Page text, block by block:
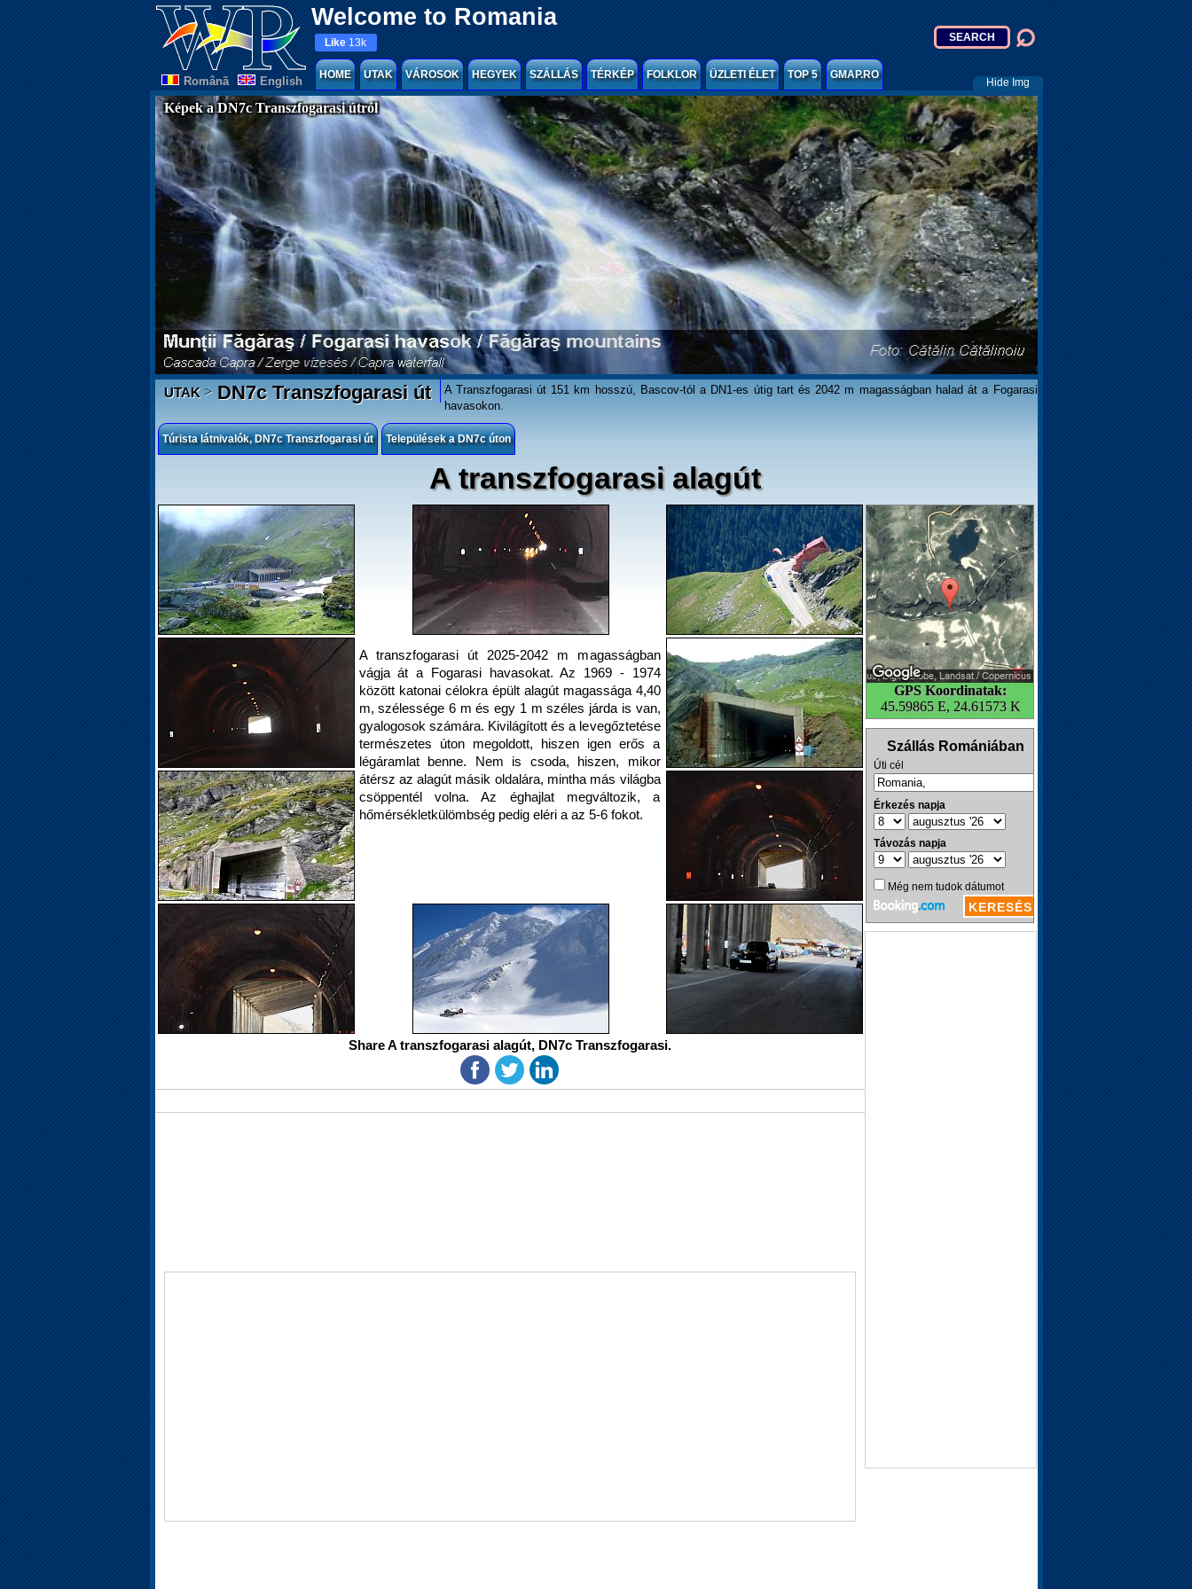
Welcome to Romania
Românã English
Like 13k
HOME UTAK VÁROSOK HEGYEK SZÁLLÁS TÉRKÉP FOLKLOR ÜZLETI ÉLET TOP 5 GMAP.RO
Hide Img
Képek a DN7c Transzfogarasi útról
UTAK>DN7c Transzfogarasi út
A Transzfogarasi út 151 km hosszú, Bascov-tól a DN1-es útig tart és 2042 m magasságban halad át a Fogarasi
havasokon.
Túrista látnivalók, DN7c Transzfogarasi út Települések a DN7c úton
A transzfogarasi alagút
GPS Koordinatak:
45.59865 E, 24.61573 K
A transzfogarasi út 2025-2042 m magasságban
vágja át a Fogarasi havasokat. Az 1969 - 1974
között katonai célokra épült alagút magassága 4,40
m, szélessége 6 m és egy 1 m széles járda is van,
gyalogosok számára. Kivilágított és a levegőztetése
természetes úton megoldott, hiszen igen erős a
légáramlat benne. Nem is csoda, hiszen, mikor
átérsz az alagút másik oldalára, mintha más világba
csöppentél volna. Az éghajlat megváltozik, a
hőmérsékletkülömbség pedig eléri a az 5-6 fokot.
Share A transzfogarasi alagút, DN7c Transzfogarasi.